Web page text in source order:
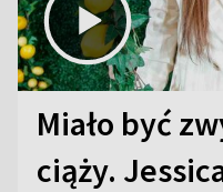
Miało być
ciąży.